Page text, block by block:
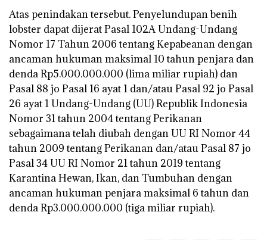
Atas penindakan tersebut. Penyelundupan benih
lobster dapat dijerat Pasal 102A Undang-Undang
Nomor 17 Tahun 2006 tentang Kepabeanan dengan
ancaman hukuman maksimal 10 tahun penjara dan
denda Rp5.000.000.000 (lima miliar rupiah) dan
Pasal 88 jo Pasal 16 ayat 1 dan/atau Pasal 92 jo Pasal
26 ayat 1 Undang-Undang (UU) Republik Indonesia
Nomor 31 tahun 2004 tentang Perikanan
sebagaimana telah diubah dengan UU RI Nomor 44
tahun 2009 tentang Perikanan dan/atau Pasal 87 jo
Pasal 34 UU RI Nomor 21 tahun 2019 tentang
Karantina Hewan, Ikan, dan Tumbuhan dengan
ancaman hukuman penjara maksimal 6 tahun dan
denda Rp3.000.000.000 (tiga miliar rupiah).